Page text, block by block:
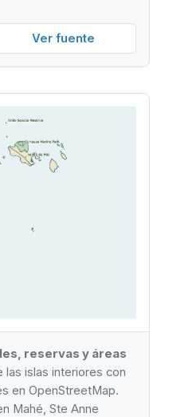
Ver fuente
reservas y áreas
las islas interiores con
en OpenStreetMap.
Mahé, Ste Anne